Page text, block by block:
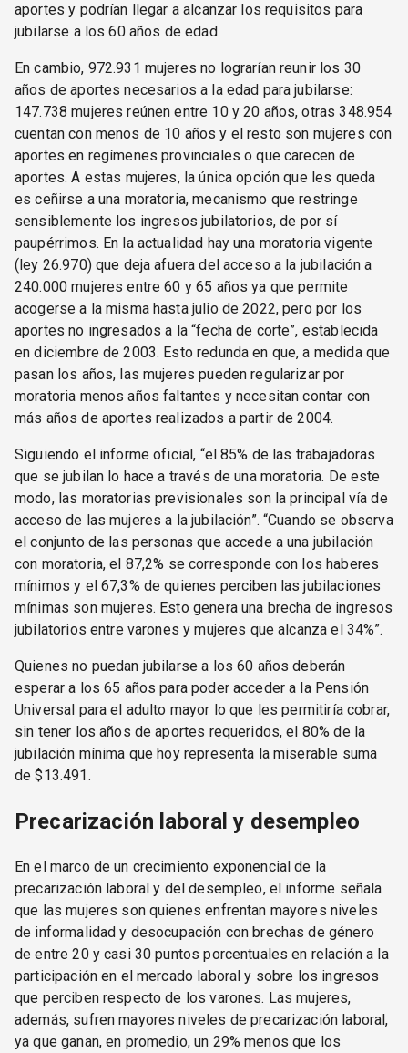
aportes y podrían llegar a alcanzar los requisitos para
jubilarse a los 60 años de edad.
En cambio, 972.931 mujeres no lograrían reunir los 30
años de aportes necesarios a la edad para jubilarse:
147.738 mujeres reúnen entre 10 y 20 años, otras 348.954
cuentan con menos de 10 años y el resto son mujeres con
aportes en regímenes provinciales o que carecen de
aportes. A estas mujeres, la única opción que les queda
es ceñirse a una moratoria, mecanismo que restringe
sensiblemente los ingresos jubilatorios, de por sí
paupérrimos. En la actualidad hay una moratoria vigente
(ley 26.970) que deja afuera del acceso a la jubilación a
240.000 mujeres entre 60 y 65 años ya que permite
acogerse a la misma hasta julio de 2022, pero por los
aportes no ingresados a la “fecha de corte”, establecida
en diciembre de 2003. Esto redunda en que, a medida que
pasan los años, las mujeres pueden regularizar por
moratoria menos años faltantes y necesitan contar con
más años de aportes realizados a partir de 2004.
Siguiendo el informe oficial, “el 85% de las trabajadoras
que se jubilan lo hace a través de una moratoria. De este
modo, las moratorias previsionales son la principal vía de
acceso de las mujeres a la jubilación”. “Cuando se observa
el conjunto de las personas que accede a una jubilación
con moratoria, el 87,2% se corresponde con los haberes
mínimos y el 67,3% de quienes perciben las jubilaciones
mínimas son mujeres. Esto genera una brecha de ingresos
jubilatorios entre varones y mujeres que alcanza el 34%”.
Quienes no puedan jubilarse a los 60 años deberán
esperar a los 65 años para poder acceder a la Pensión
Universal para el adulto mayor lo que les permitiría cobrar,
sin tener los años de aportes requeridos, el 80% de la
jubilación mínima que hoy representa la miserable suma
de $13.491.
Precarización laboral y desempleo
En el marco de un crecimiento exponencial de la
precarización laboral y del desempleo, el informe señala
que las mujeres son quienes enfrentan mayores niveles
de informalidad y desocupación con brechas de género
de entre 20 y casi 30 puntos porcentuales en relación a la
participación en el mercado laboral y sobre los ingresos
que perciben respecto de los varones. Las mujeres,
además, sufren mayores niveles de precarización laboral,
ya que ganan, en promedio, un 29% menos que los